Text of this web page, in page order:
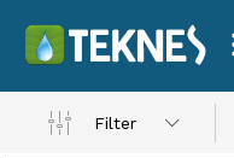
Filter